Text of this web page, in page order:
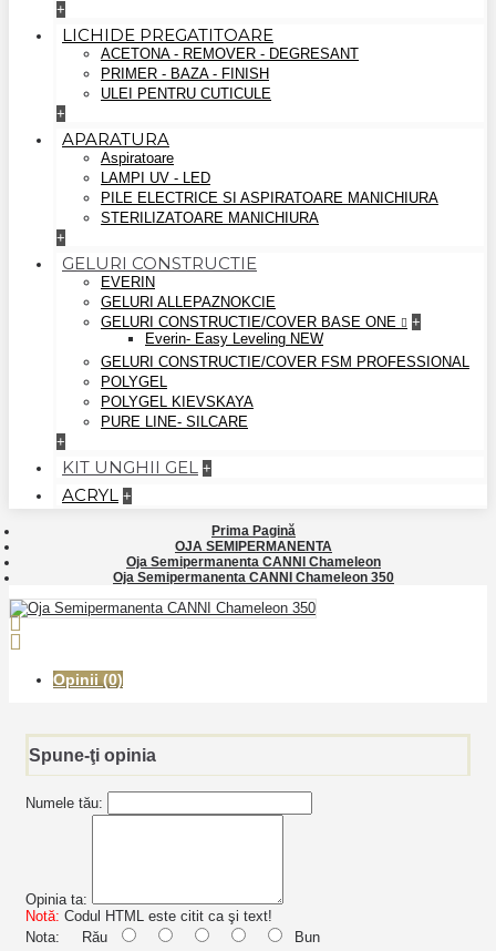
+
LICHIDE PREGATITOARE
ACETONA - REMOVER - DEGRESANT
PRIMER - BAZA - FINISH
ULEI PENTRU CUTICULE
+
APARATURA
Aspiratoare
LAMPI UV - LED
PILE ELECTRICE SI ASPIRATOARE MANICHIURA
STERILIZATOARE MANICHIURA
+
GELURI CONSTRUCTIE
EVERIN
GELURI ALLEPAZNOKCIE
GELURI CONSTRUCTIE/COVER BASE ONE
+
Everin- Easy Leveling NEW
GELURI CONSTRUCTIE/COVER FSM PROFESSIONAL
POLYGEL
POLYGEL KIEVSKAYA
PURE LINE- SILCARE
+
KIT UNGHII GEL +
ACRYL +
Prima Pagină
OJA SEMIPERMANENTA
Oja Semipermanenta CANNI Chameleon
Oja Semipermanenta CANNI Chameleon 350
Opinii (0)
Spune-ţi opinia
Numele tău:
Opinia ta:
Notă: Codul HTML este citit ca şi text!
Nota: Rău Bun